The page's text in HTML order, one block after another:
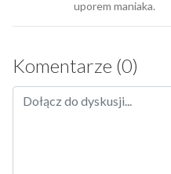
uporem maniaka.
Komentarze (0)